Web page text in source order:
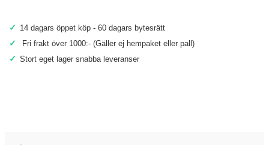
✓ 14 dagars öppet köp - 60 dagars bytesrätt
✓ Fri frakt över 1000:- (Gäller ej hempaket eller pall)
✓ Stort eget lager snabba leveranser